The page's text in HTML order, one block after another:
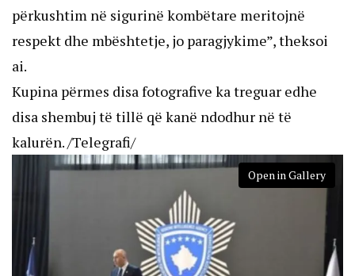
përkushtim në sigurinë kombëtare meritojnë
respekt dhe mbështetje, jo paragjykime”, theksoi
ai.
Kupina përmes disa fotografive ka treguar edhe
disa shembuj të tillë që kanë ndodhur në të
kalurën. /Telegrafi/
Open in Gallery